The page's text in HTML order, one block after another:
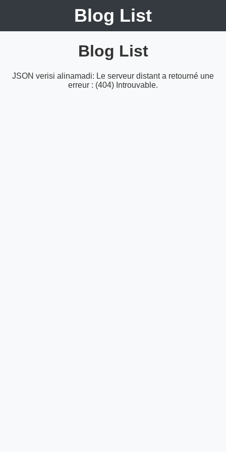
Blog List
Blog List
JSON verisi alinamadi: Le serveur distant a retourné une
erreur : (404) Introuvable.